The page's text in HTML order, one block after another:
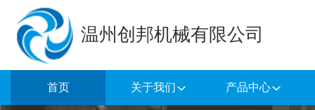
温州创邦机械有限公司
首页 关于我们 产品中心